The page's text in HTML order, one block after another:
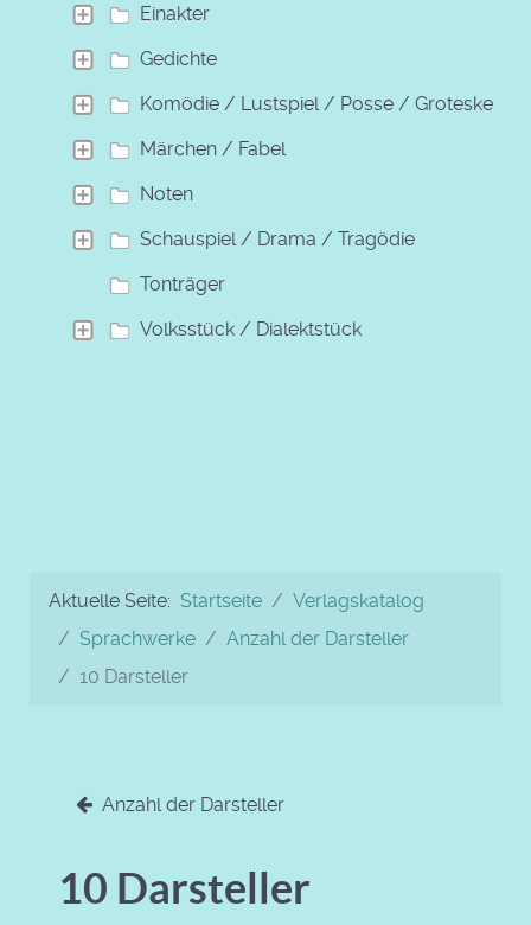
Einakter
Gedichte
Komödie / Lustspiel / Posse / Groteske
Märchen / Fabel
Noten
Schauspiel / Drama / Tragödie
Tonträger
Volksstück / Dialektstück
Aktuelle Seite: Startseite
Verlagskatalog
Sprachwerke
Anzahl der Darsteller
10 Darsteller
Anzahl der Darsteller
10 Darsteller